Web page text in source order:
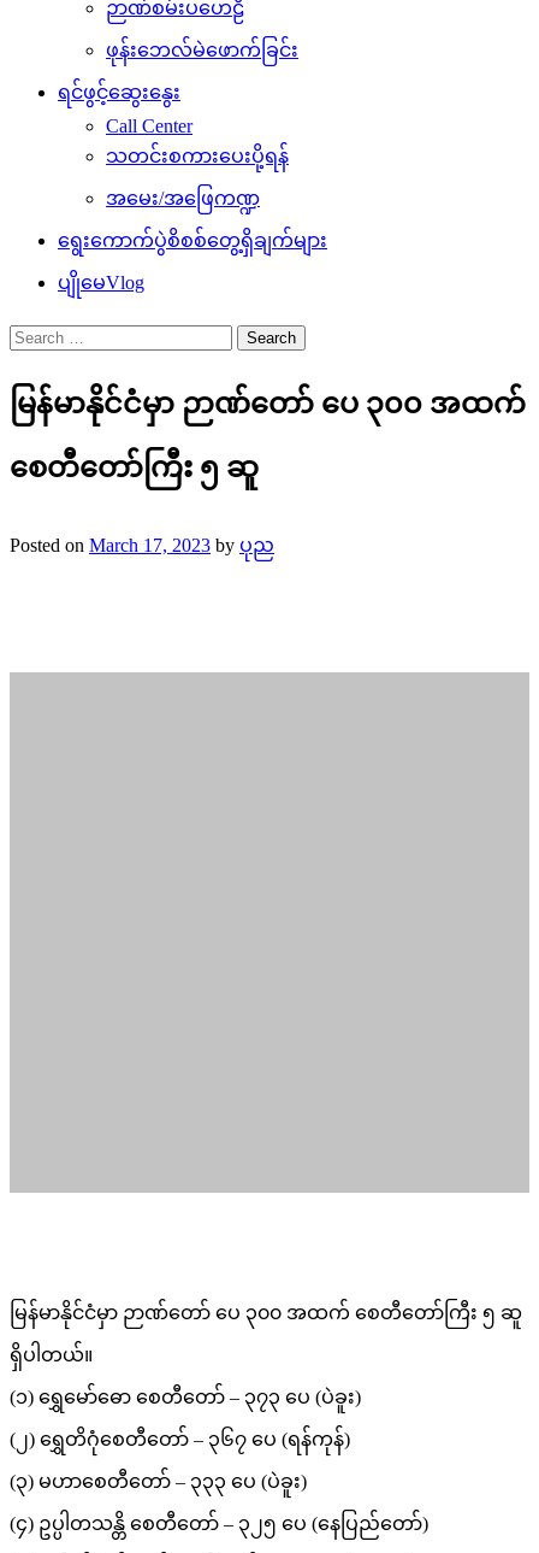
ဉာဏ်စမ်းပဟေဠိ
ဖုန်းဘေလ်မဲဖောက်ခြင်း
ရင်ဖွင့်ဆွေးနွေး
Call Center
သတင်းစကားပေးပို့ရန်
အမေး/အဖြေကဏ္ဍ
ရွေးကောက်ပွဲစိစစ်တွေ့ရှိချက်များ
ပျိုမေVlog
Search
for:
မြန်မာနိုင်ငံမှာ ဉာဏ်တော် ပေ ၃၀၀ အထက်
စေတီတော်ကြီး ၅ ဆူ
Posted on March 17, 2023 by ပုည
မြန်မာနိုင်ငံမှာ ဉာဏ်တော် ပေ ၃၀၀ အထက် စေတီတော်ကြီး ၅ ဆူ
ရှိပါတယ်။
(၁) ရွှေမော်ဓော စေတီတော် – ၃၇၃ ပေ (ပဲခူး)
(၂) ရွှေတိဂုံစေတီတော် – ၃၆၇ ပေ (ရန်ကုန်)
(၃) မဟာစေတီတော် – ၃၃၃ ပေ (ပဲခူး)
(၄) ဥပ္ပါတသန္တိ စေတီတော် – ၃၂၅ ပေ (နေပြည်တော်)